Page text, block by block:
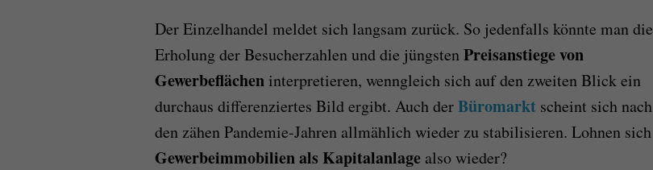
Der Einzelhandel meldet sich langsam zurück. So jedenfalls könnte man die
Erholung der Besucherzahlen und die jüngstenPreisanstiege von
Gewerbeflächeninterpretieren, wenngleich sich auf den zweiten Blick ein
durchaus differenziertes Bild ergibt. Auch derBüromarkt scheint sich nach
den zähen Pandemie-Jahren allmählich wieder zu stabilisieren. Lohnen sich
Gewerbeimmobilien als Kapitalanlage also wieder?